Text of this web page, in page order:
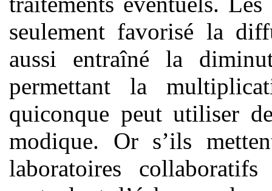
seulement favorisé la
aussi entraîné la
permettant la
quiconque peut utiliser
modique. Or s’ils
laboratoires collaboratifs